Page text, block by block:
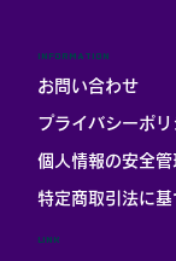
LINK
INFORMATION
お問い合わせ
プライバシーポリ
個人情報の安全管
特定商取引法に基